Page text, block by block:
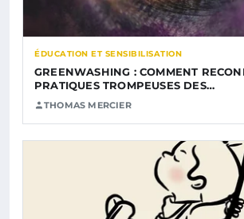
ÉDUCATION ET SENSIBILISATION
GREENWASHING : COMMENT
PRATIQUES TROMPEUSES DES…
THOMAS MERCIER